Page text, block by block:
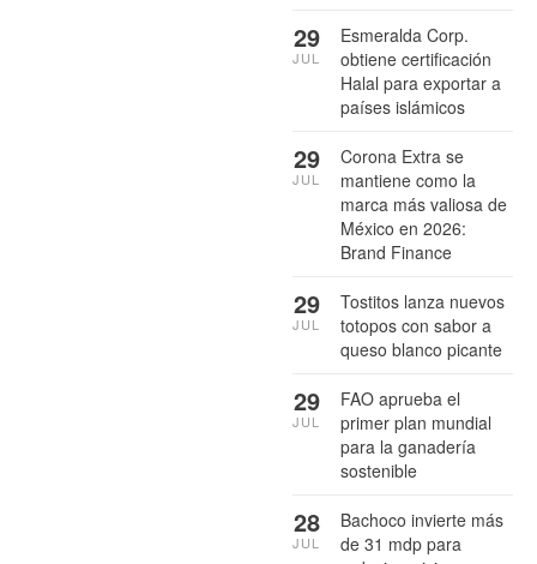
Esmeralda Corp.
obtiene certificación
Halal para exportar a
países islámicos
29
JUL
Corona Extra se
mantiene como la
marca más valiosa de
México en 2026:
Brand Finance
29
JUL
Tostitos lanza nuevos
totopos con sabor a
queso blanco picante
29
JUL
FAO aprueba el
primer plan mundial
para la ganadería
sostenible
29
JUL
Bachoco invierte más
de 31 mdp para
28
JUL